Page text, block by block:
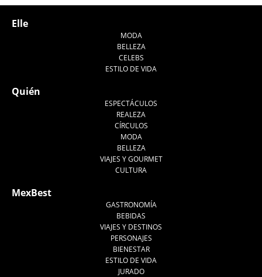
Elle
MODA
BELLEZA
CELEBS
ESTILO DE VIDA
Quién
ESPECTÁCULOS
REALEZA
CÍRCULOS
MODA
BELLEZA
VIAJES Y GOURMET
CULTURA
MexBest
GASTRONOMÍA
BEBIDAS
VIAJES Y DESTINOS
PERSONAJES
BIENESTAR
ESTILO DE VIDA
JURADO